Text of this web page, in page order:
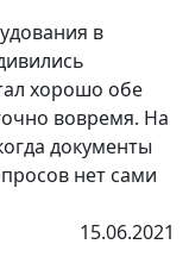
в
хорошо обе
вовремя. На
документы
нет сами
15.06.2021